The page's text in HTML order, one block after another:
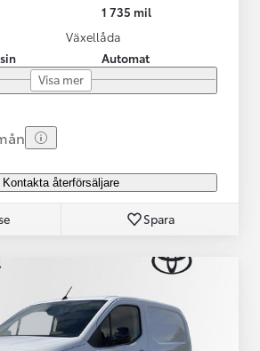
1 735 mil
Växellåda
Automat
Visa mer
Kontakta återförsäljare
Spara